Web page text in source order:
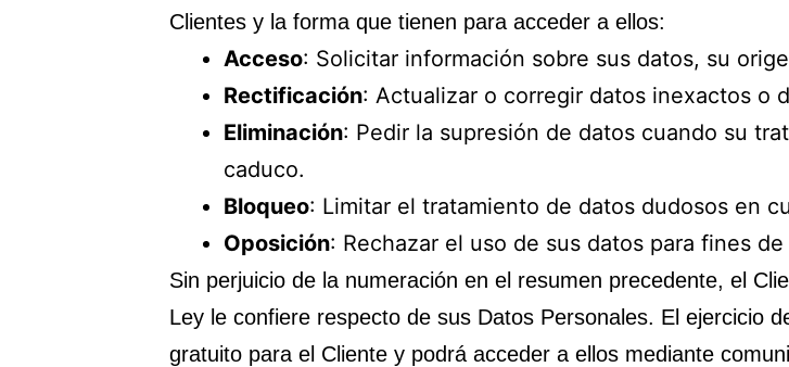
Clientes y la forma que tienen para acceder a ellos:
Acceso: Solicitar información sobre sus datos, su
Rectificación: Actualizar o corregir datos inexactos o
Eliminación: Pedir la supresión de datos cuando su
caduco.
Bloqueo: Limitar el tratamiento de datos dudosos en
Oposición: Rechazar el uso de sus datos para fines
Sin perjuicio de la numeración en el resumen precedente, el
Ley le confiere respecto de sus Datos Personales. El ejercicio
gratuito para el Cliente y podrá acceder a ellos mediante